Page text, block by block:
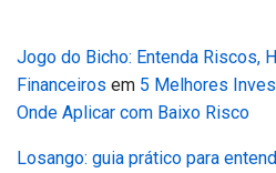
Jogo do Bicho: Entenda Riscos,
Financeiros em 5 Melhores
Onde Aplicar com Baixo Risco
Losango: guia prático para